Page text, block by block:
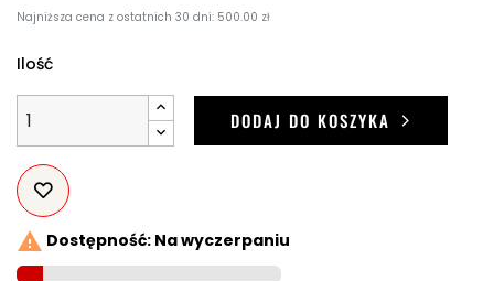
Najniższa cena z ostatnich 30 dni: 500.00 zł
Ilość
DODAJ DO KOSZYKA
 Dostępność: Na wyczerpaniu